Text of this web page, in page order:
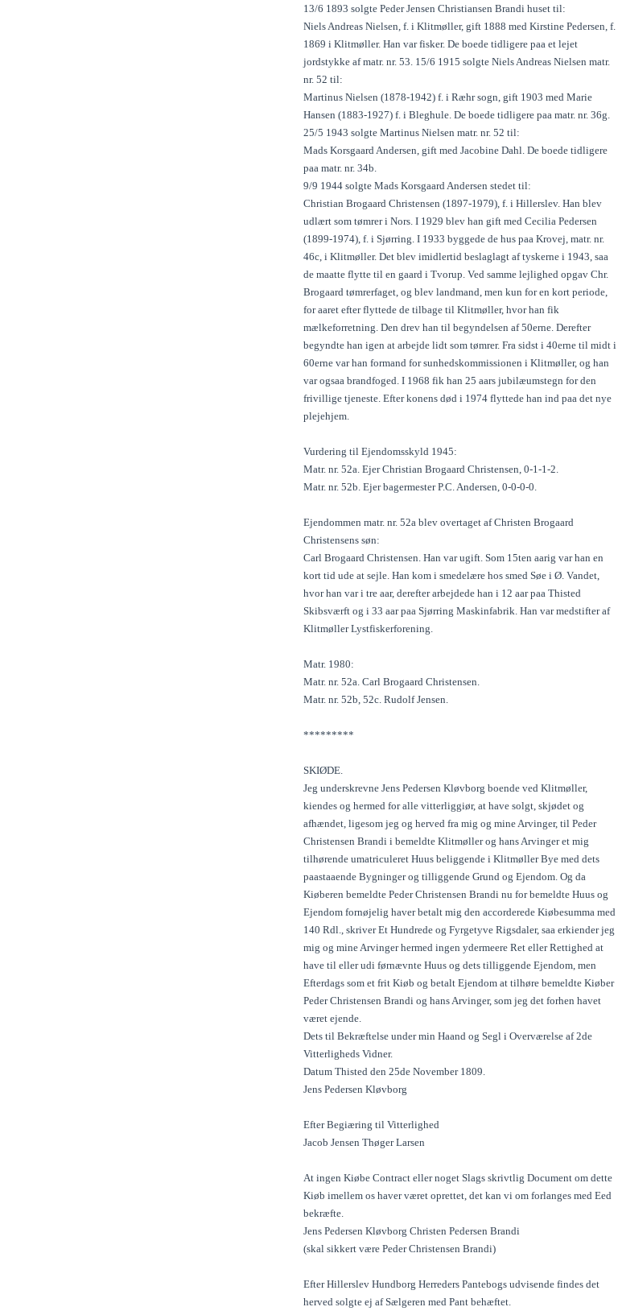
13/6 1893 solgte Peder Jensen Christiansen Brandi huset til:
Niels Andreas Nielsen, f. i Klitmøller, gift 1888 med Kirstine Pedersen, f.
1869 i Klitmøller. Han var fisker. De boede tidligere paa et lejet
jordstykke af matr. nr. 53. 15/6 1915 solgte Niels Andreas Nielsen matr.
nr. 52 til:
Martinus Nielsen (1878-1942) f. i Ræhr sogn, gift 1903 med Marie
Hansen (1883-1927) f. i Bleghule. De boede tidligere paa matr. nr. 36g.
25/5 1943 solgte Martinus Nielsen matr. nr. 52 til:
Mads Korsgaard Andersen, gift med Jacobine Dahl. De boede tidligere
paa matr. nr. 34b.
9/9 1944 solgte Mads Korsgaard Andersen stedet til:
Christian Brogaard Christensen (1897-1979), f. i Hillerslev. Han blev
udlært som tømrer i Nors. I 1929 blev han gift med Cecilia Pedersen
(1899-1974), f. i Sjørring. I 1933 byggede de hus paa Krovej, matr. nr.
46c, i Klitmøller. Det blev imidlertid beslaglagt af tyskerne i 1943, saa
de maatte flytte til en gaard i Tvorup. Ved samme lejlighed opgav Chr.
Brogaard tømrerfaget, og blev landmand, men kun for en kort periode,
for aaret efter flyttede de tilbage til Klitmøller, hvor han fik
mælkeforretning. Den drev han til begyndelsen af 50erne. Derefter
begyndte han igen at arbejde lidt som tømrer. Fra sidst i 40erne til midt i
60erne var han formand for sunhedskommissionen i Klitmøller, og han
var ogsaa brandfoged. I 1968 fik han 25 aars jubilæumstegn for den
frivillige tjeneste. Efter konens død i 1974 flyttede han ind paa det nye
plejehjem.
Vurdering til Ejendomsskyld 1945:
Matr. nr. 52a. Ejer Christian Brogaard Christensen, 0-1-1-2.
Matr. nr. 52b. Ejer bagermester P.C. Andersen, 0-0-0-0.
Ejendommen matr. nr. 52a blev overtaget af Christen Brogaard
Christensens søn:
Carl Brogaard Christensen. Han var ugift. Som 15ten aarig var han en
kort tid ude at sejle. Han kom i smedelære hos smed Søe i Ø. Vandet,
hvor han var i tre aar, derefter arbejdede han i 12 aar paa Thisted
Skibsværft og i 33 aar paa Sjørring Maskinfabrik. Han var medstifter af
Klitmøller Lystfiskerforening.
Matr. 1980:
Matr. nr. 52a. Carl Brogaard Christensen.
Matr. nr. 52b, 52c. Rudolf Jensen.
*********
SKIØDE.
Jeg underskrevne Jens Pedersen Kløvborg boende ved Klitmøller,
kiendes og hermed for alle vitterliggiør, at have solgt, skjødet og
afhændet, ligesom jeg og herved fra mig og mine Arvinger, til Peder
Christensen Brandi i bemeldte Klitmøller og hans Arvinger et mig
tilhørende umatriculeret Huus beliggende i Klitmøller Bye med dets
paastaaende Bygninger og tilliggende Grund og Ejendom. Og da
Kiøberen bemeldte Peder Christensen Brandi nu for bemeldte Huus og
Ejendom fornøjelig haver betalt mig den accorderede Kiøbesumma med
140 Rdl., skriver Et Hundrede og Fyrgetyve Rigsdaler, saa erkiender jeg
mig og mine Arvinger hermed ingen ydermeere Ret eller Rettighed at
have til eller udi førnævnte Huus og dets tilliggende Ejendom, men
Efterdags som et frit Kiøb og betalt Ejendom at tilhøre bemeldte Kiøber
Peder Christensen Brandi og hans Arvinger, som jeg det forhen havet
været ejende.
Dets til Bekræftelse under min Haand og Segl i Overværelse af 2de
Vitterligheds Vidner.
Datum Thisted den 25de November 1809.
Jens Pedersen Kløvborg
Efter Begiæring til Vitterlighed
Jacob Jensen Thøger Larsen
At ingen Kiøbe Contract eller noget Slags skrivtlig Document om dette
Kiøb imellem os haver været oprettet, det kan vi om forlanges med Eed
bekræfte.
Jens Pedersen Kløvborg Christen Pedersen Brandi
(skal sikkert være Peder Christensen Brandi)
Efter Hillerslev Hundborg Herreders Pantebogs udvisende findes det
herved solgte ej af Sælgeren med Pant behæftet.